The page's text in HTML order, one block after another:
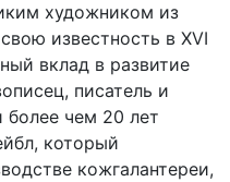
художником из
известность в XVI
вклад в развитие
писатель и
более чем 20 лет
который
кожгалантереи,